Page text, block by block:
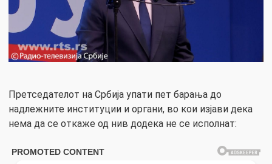
Претседателот на Србија упати пет барања до
надлежните институции и органи, во кои изјави дека
нема да се откаже од нив додека не се исполнат: